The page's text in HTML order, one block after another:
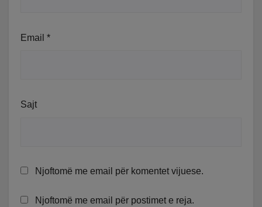
Email *
Sajt
Njoftomë me email për komentet vijuese.
Njoftomë me email për postimet e reja.